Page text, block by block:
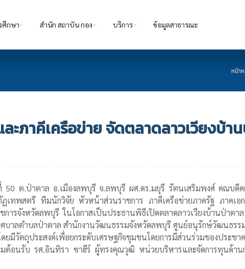
ศึกษา สำนัก สถาบัน กอง บริการ ข้อมูลสาธารณะ
หน้า
ภาคีเครือข่าย จัดตลาดลาวเวียงบ้า
ต.ป่าตาล อ.เมืองลพบุรี จ.ลพบุรี ผศ.ดร.มยุรี รัตนเสริมพงศ์ คณบดี
ทพสตรี ทีมนักวิจัย หัวหน้าส่วนราชการ ภาคีเครือข่ายภาครัฐ ภาคเ
ารจังหวัดลพบุรี ในโอกาสเป็นประธานพิธีเปิดตลาดลาวเวียงบ้านป่าต
าลตำบลป่าตาล สำนักงานวัฒนธรรมจังหวัดลพบุรี ศูนย์อนุรักษ์วัฒนธรร
วัตถุประสงค์เพื่อยกระดับเศรษฐกิจชุมชนโดยการมีส่วนร่วมของประช
มต้อนรับ รศ.อินทิรา ซาฮีร์ ผู้ทรงคุณวุฒิ หน่วยบริหารและจัดการทุนด้า